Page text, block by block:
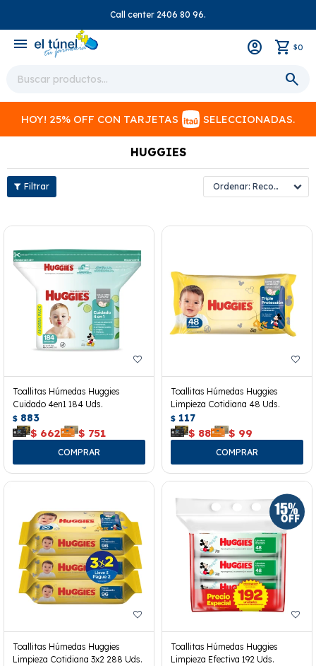
Call center 2406 80 96.
menu $0
HOY! 25% OFF CON TARJETAS SELECCIONADAS.
HUGGIES
Recomendados
Toallitas Húmedas Huggies
Cuidado 4en1 184 Uds.
$ 883
$ 662 $ 751
Toallitas Húmedas Huggies
Limpieza Cotidiana 48 Uds.
$ 117
$ 88 $ 99
Toallitas Húmedas Huggies
Limpieza Cotidiana 3x2 288 Uds.
Toallitas Húmedas Huggies
Limpieza Efectiva 192 Uds.
close